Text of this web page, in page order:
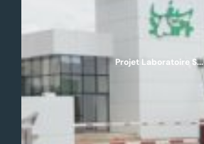
Projet Laboratoire S...